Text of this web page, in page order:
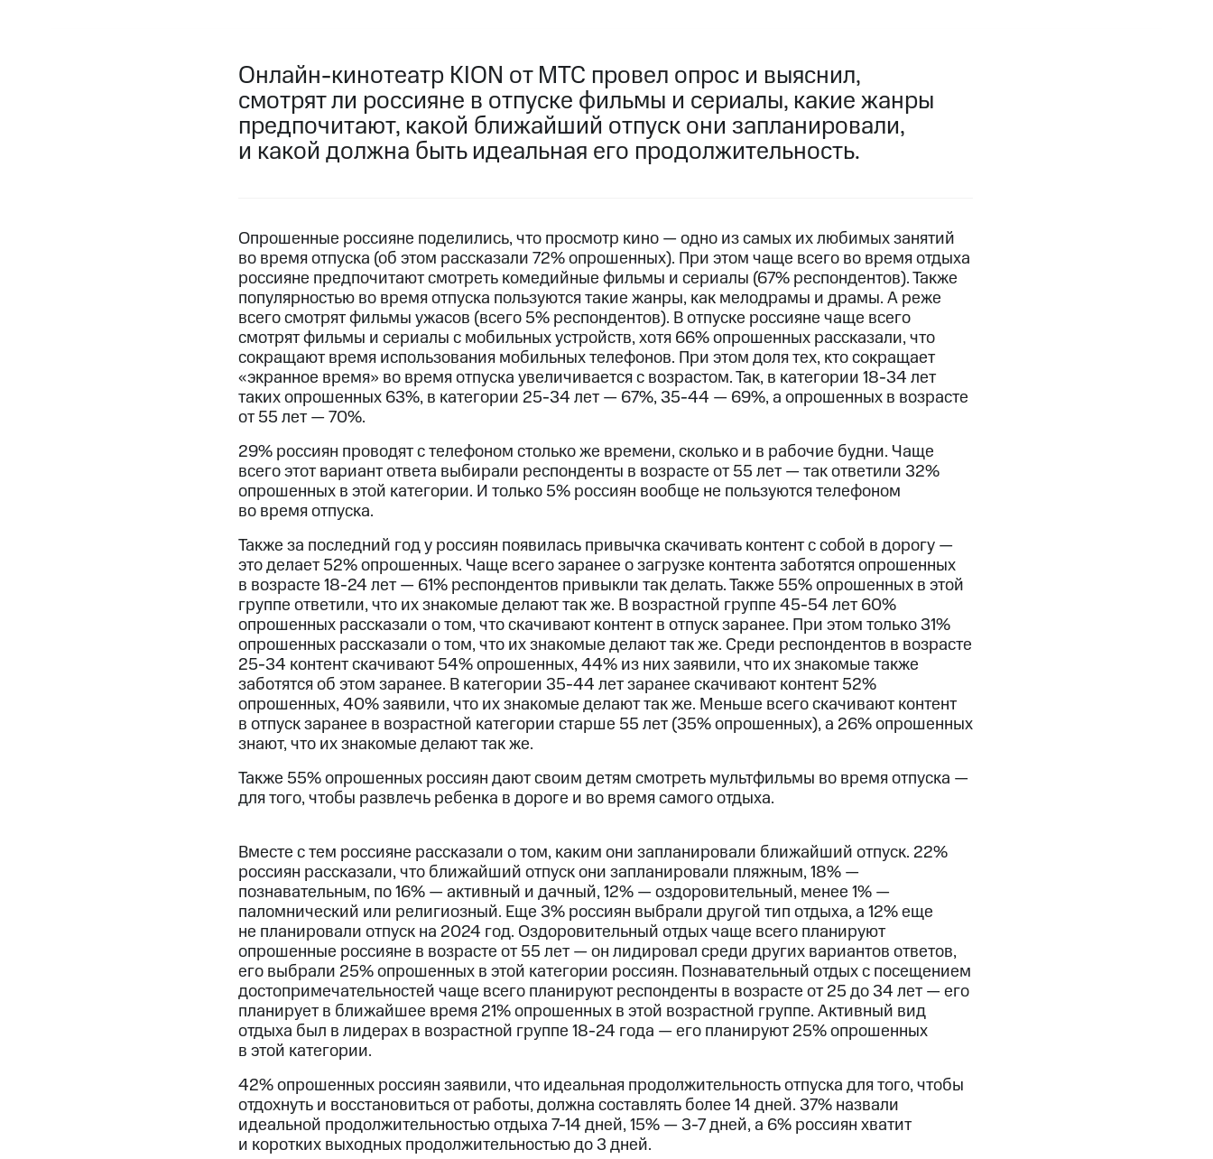
Онлайн-кинотеатр KION от МТС провел опрос и выяснил,
смотрят ли россияне в отпуске фильмы и сериалы, какие жанры
предпочитают, какой ближайший отпуск они запланировали,
и какой должна быть идеальная его продолжительность.
Опрошенные россияне поделились, что просмотр кино — одно из самых их любимых занятий
во время отпуска (об этом рассказали 72% опрошенных). При этом чаще всего во время отдыха
россияне предпочитают смотреть комедийные фильмы и сериалы (67% респондентов). Также
популярностью во время отпуска пользуются такие жанры, как мелодрамы и драмы. А реже
всего смотрят фильмы ужасов (всего 5% респондентов). В отпуске россияне чаще всего
смотрят фильмы и сериалы с мобильных устройств, хотя 66% опрошенных рассказали, что
сокращают время использования мобильных телефонов. При этом доля тех, кто сокращает
«экранное время» во время отпуска увеличивается с возрастом. Так, в категории 18-34 лет
таких опрошенных 63%, в категории 25-34 лет — 67%, 35-44 — 69%, а опрошенных в возрасте
от 55 лет — 70%.
29% россиян проводят с телефоном столько же времени, сколько и в рабочие будни. Чаще
всего этот вариант ответа выбирали респонденты в возрасте от 55 лет — так ответили 32%
опрошенных в этой категории. И только 5% россиян вообще не пользуются телефоном
во время отпуска.
Также за последний год у россиян появилась привычка скачивать контент с собой в дорогу —
это делает 52% опрошенных. Чаще всего заранее о загрузке контента заботятся опрошенных
в возрасте 18-24 лет — 61% респондентов привыкли так делать. Также 55% опрошенных в этой
группе ответили, что их знакомые делают так же. В возрастной группе 45-54 лет 60%
опрошенных рассказали о том, что скачивают контент в отпуск заранее. При этом только 31%
опрошенных рассказали о том, что их знакомые делают так же. Среди респондентов в возрасте
25-34 контент скачивают 54% опрошенных, 44% из них заявили, что их знакомые также
заботятся об этом заранее. В категории 35-44 лет заранее скачивают контент 52%
опрошенных, 40% заявили, что их знакомые делают так же. Меньше всего скачивают контент
в отпуск заранее в возрастной категории старше 55 лет (35% опрошенных), а 26% опрошенных
знают, что их знакомые делают так же.
Также 55% опрошенных россиян дают своим детям смотреть мультфильмы во время отпуска —
для того, чтобы развлечь ребенка в дороге и во время самого отдыха.
Вместе с тем россияне рассказали о том, каким они запланировали ближайший отпуск. 22%
россиян рассказали, что ближайший отпуск они запланировали пляжным, 18% —
познавательным, по 16% — активный и дачный, 12% — оздоровительный, менее 1% —
паломнический или религиозный. Еще 3% россиян выбрали другой тип отдыха, а 12% еще
не планировали отпуск на 2024 год. Оздоровительный отдых чаще всего планируют
опрошенные россияне в возрасте от 55 лет — он лидировал среди других вариантов ответов,
его выбрали 25% опрошенных в этой категории россиян. Познавательный отдых с посещением
достопримечательностей чаще всего планируют респонденты в возрасте от 25 до 34 лет — его
планирует в ближайшее время 21% опрошенных в этой возрастной группе. Активный вид
отдыха был в лидерах в возрастной группе 18-24 года — его планируют 25% опрошенных
в этой категории.
42% опрошенных россиян заявили, что идеальная продолжительность отпуска для того, чтобы
отдохнуть и восстановиться от работы, должна составлять более 14 дней. 37% назвали
идеальной продолжительностью отдыха 7-14 дней, 15% — 3-7 дней, а 6% россиян хватит
и коротких выходных продолжительностью до 3 дней.